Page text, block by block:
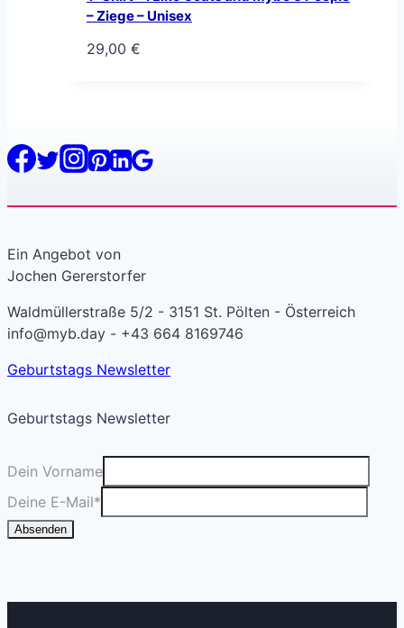
– Ziege – Unisex
29,00 €
Ein Angebot von
Jochen Gererstorfer
Waldmüllerstraße 5/2 - 3151 St. Pölten - Österreich
info@myb.day - +43 664 8169746
Geburtstags Newsletter
Geburtstags Newsletter
Dein Vorname
Deine E-Mail*
Absenden